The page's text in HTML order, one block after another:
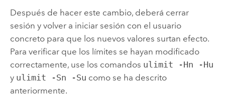
Después de hacer este cambio, deberá cerrar
sesión y volver a iniciar sesión con el usuario
concreto para que los nuevos valores surtan efecto.
Para verificar que los límites se hayan modificado
correctamente, use los comandos ulimit -Hn -Hu
y ulimit -Sn -Su como se ha descrito
anteriormente.